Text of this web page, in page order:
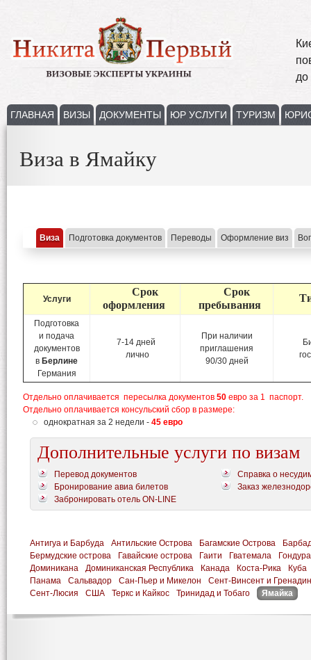
до
ГЛАВНАЯ ВИЗЫ ДОКУМЕНТЫ ЮР УСЛУГИ ТУРИЗМ
Виза в Ямайку
Виза Подготовка документов Переводы Оформление виз
Услуги
Срок
оформления
Срок
пребывания
Подготовка
и подача
документов
в Берлине
Германия
7-14 дней
лично
При наличии
приглашения
90/30 дней
Отдельно оплачивается пересылка документов 50 евро за 1 паспорт.
Отдельно оплачивается консульский сбор в размере:
однократная за 2 недели - 45 евро
Дополнительные услуги по визам
Перевод документов
Справка о
Бронирование авиа билетов
Заказ
Забронировать отель ON-LINE
Антигуа и Барбуда Антильские Острова Багамские Острова
Бермудские острова
Гавайские острова Гаити Гватемала
Доминикана
Доминиканская Республика Канада Коста-Рика
Куба
Панама
Сальвадор Сан-Пьер и Микелон
Сент-Винсент и
Сент-Люсия
США Теркс и Кайкос Тринидад и Тобаго Ямайка